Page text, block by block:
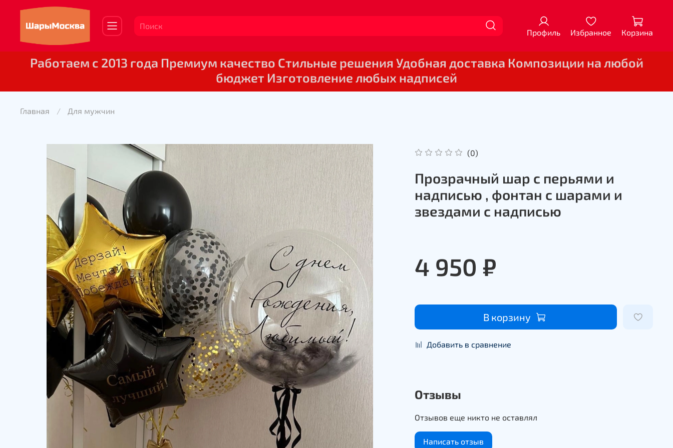
Профиль Избранное Корзина
Работаем с 2013 года Премиум качество Стильные решения Удобная доставка Композиции на любой
бюджет Изготовление любых надписей
Главная Для мужчин
(0)
Прозрачный шар с перьями и
надписью , фонтан с шарами и
звездами с надписью
4 950 ₽
В корзину
Добавить в сравнение
Отзывы
Отзывов еще никто не оставлял
Написать отзыв